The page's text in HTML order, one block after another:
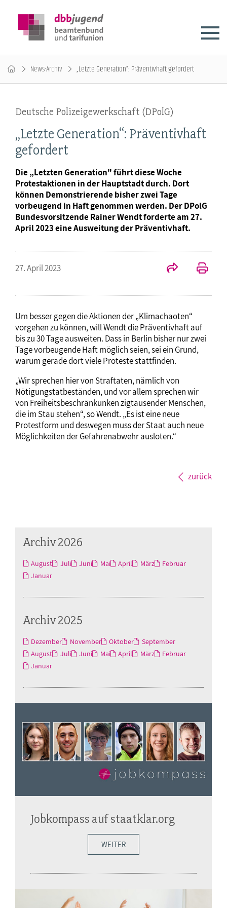
News-Archiv „Letzte Generation“: Präventivhaft gefordert
Deutsche Polizeigewerkschaft (DPolG)
„Letzte Generation“: Präventivhaft
gefordert
Die „Letzten Generation" führt diese Woche
Protestaktionen in der Hauptstadt durch. Dort
können Demonstrierende bisher zwei Tage
vorbeugend in Haft genommen werden. Der DPolG
Bundesvorsitzende Rainer Wendt forderte am 27.
April 2023 eine Ausweitung der Präventivhaft.
27. April 2023
Um besser gegen die Aktionen der „Klimachaoten“
vorgehen zu können, will Wendt die Präventivhaft auf
bis zu 30 Tage ausweiten. Dass in Berlin bisher nur zwei
Tage vorbeugende Haft möglich seien, sei ein Grund,
warum gerade dort viele Proteste stattfinden.
„Wir sprechen hier von Straftaten, nämlich von
Nötigungstatbeständen, und vor allem sprechen wir
von Freiheitsbeschränkunken zigtausender Menschen,
die im Stau stehen“, so Wendt. „Es ist eine neue
Protestform und deswegen muss der Staat auch neue
Möglichkeiten der Gefahrenabwehr ausloten.“
zurück
Archiv 2026
August Juli Juni Mai April März
Februar
Januar
Archiv 2025
Dezember November Oktober
September
August
Juli Juni Mai April März
Februar
Januar
Jobkompass auf staatklar.org
WEITER